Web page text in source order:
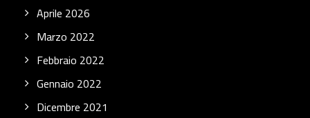
Aprile 2026
Marzo 2022
Febbraio 2022
Gennaio 2022
Dicembre 2021